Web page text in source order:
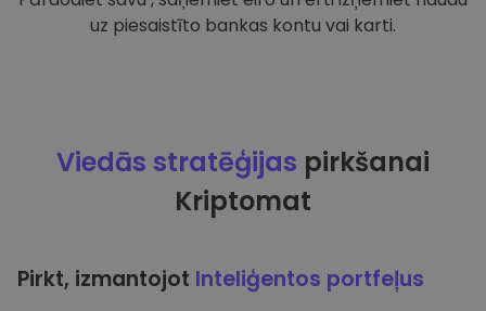
uz piesaistīto bankas kontu vai karti.
Viedās stratēģijas pirkšanai
Kriptomat
Pirkt, izmantojot Inteliģentos portfeļus